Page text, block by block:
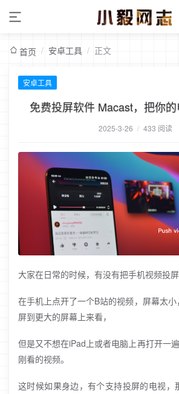
首页 / 安卓工具 / 正文
安卓工具
免费投屏软件 Macast，把你
2025-3-26 / 433 阅读
大家在日常的时候，有没有把手机视频投
在手机上点开了一个B站的视频，屏幕太
屏到更大的屏幕上来看，
但是又不想在iPad上或者电脑上再打开一
刚看的视频。
这时候如果身边，有个支持投屏的电视，